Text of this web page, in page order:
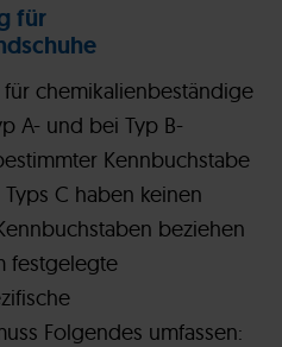
für
chemikalienbeständige
A- und bei Typ B-
Kennbuchstabe
C haben keinen
beziehen
festgelegte
Folgendes umfassen: